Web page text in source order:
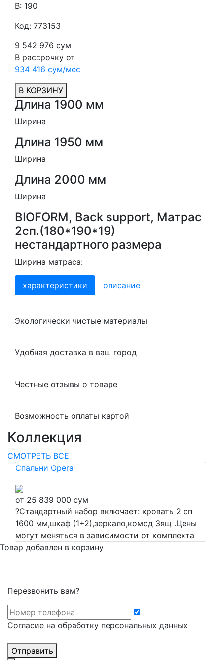
В: 190
Код: 773153
9 542 976 сум
В рассрочку от
934 416 сум/мес
В КОРЗИНУ
Длина 1900 мм
Ширина
Длина 1950 мм
Ширина
Длина 2000 мм
Ширина
BIOFORM, Back support, Матрас
2сп.(180*190*19)
нестандартного размера
Ширина матраса:
характеристики описание
Экологически чистые материалы
Удобная доставка в ваш город
Честные отзывы о товаре
Возможность оплаты картой
Коллекция
СМОТРЕТЬ ВСЕ
Спальни Opera
от 25 839 000 сум
?Стандартный набор включает: кровать 2 сп
1600 мм,шкаф (1+2),зеркало,комод 3ящ .Цены
могут меняться в зависимости от комплекта
Товар добавлен в корзину
Перезвонить вам?
Cогласие на обработку персональных данных
Отправить